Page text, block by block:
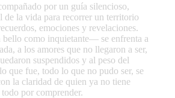
por un guía silencioso,
de la vida para recorrer un territorio
emociones y revelaciones.
como inquietante— se enfrenta a
a los amores que no llegaron a ser,
suspendidos y al peso del
que fue, todo lo que no pudo ser, se
la claridad de quien ya no tiene
por comprender.